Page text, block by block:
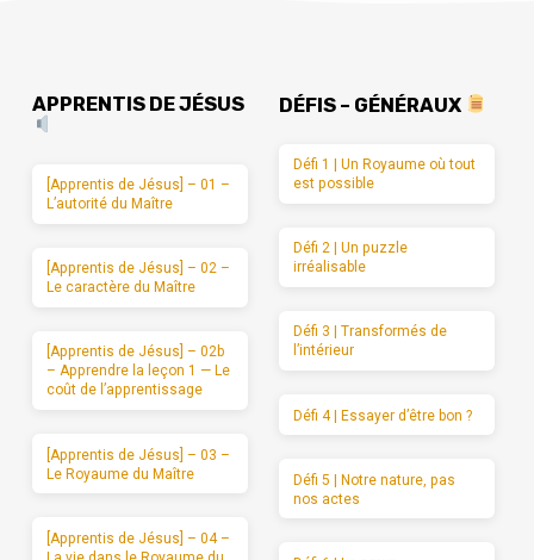
APPRENTIS DE JÉSUS
[Apprentis de Jésus] – 01 –
L’autorité du Maître
[Apprentis de Jésus] – 02 –
Le caractère du Maître
[Apprentis de Jésus] – 02b
– Apprendre la leçon 1 — Le
coût de l’apprentissage
[Apprentis de Jésus] – 03 –
Le Royaume du Maître
[Apprentis de Jésus] – 04 –
DÉFIS – GÉNÉRAUX
Défi 1 | Un Royaume où tout
est possible
Défi 2 | Un puzzle
irréalisable
Défi 3 | Transformés de
l’intérieur
Défi 4 | Essayer d’être bon ?
Défi 5 | Notre nature, pas
nos actes